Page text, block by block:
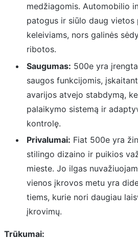
medžiagomis. Automobilio
patogus ir siūlo daug vietos
keleiviams, nors galinės
ribotos.
Saugumas: 500e yra
saugos funkcijomis,
avarijos atvejo stabdymą,
palaikymo sistemą ir
kontrolę.
Privalumai: Fiat 500e yra
stilingo dizaino ir puikios
mieste. Jo ilgas
vienos įkrovos metu yra
tiems, kurie nori daugiau
įkrovimų.
Trūkumai: